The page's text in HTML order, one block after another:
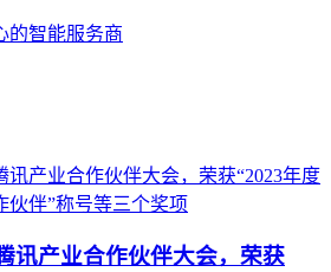
的智能服务商
讯产业合作伙伴大会，荣获